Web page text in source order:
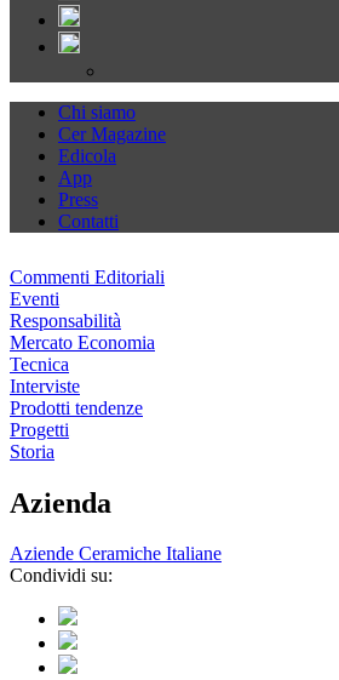
Chi siamo
Cer Magazine
Edicola
App
Press
Contatti
Commenti Editoriali
Eventi
Responsabilità
Mercato Economia
Tecnica
Interviste
Prodotti tendenze
Progetti
Storia
Azienda
Aziende Ceramiche Italiane
Condividi su: